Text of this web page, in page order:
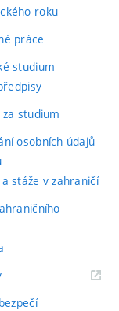
roku
práce
studium
studium
osobních údajů
stáže v zahraničí
(externí